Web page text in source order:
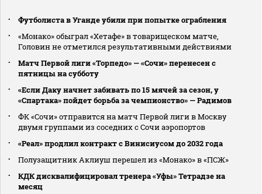
Футболиста в Уганде убили при попытке ограбления
«Монако» обыграл «Хетафе» в товарищеском матче,
Головин не отметился результативными действиями
Матч Первой лиги «Торпедо» — «Сочи» перенесен с
пятницы на субботу
«Если Даку начнет забивать по 15 мячей за сезон, у
«Спартака» пойдет борьба за чемпионство» — Радимов
ФК «Сочи» отправится на матч Первой лиги в Москву
двумя группами из соседних с Сочи аэропортов
«Реал» продлил контракт с Винисиусом до 2032 года
Полузащитник Аклиуш перешел из «Монако» в «ПСЖ»
КДК дисквалифицировал тренера «Уфы» Тетрадзе на
месяц